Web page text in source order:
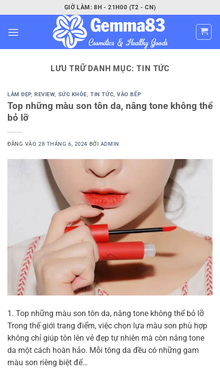
qua
nội
GIỜ LÀM: 8H - 21H00 (T2 - CN)
LƯU TRỮ DANH MỤC:TIN TỨC
LÀM ĐẸP,REVIEW, SỨC KHỎE,TIN TỨC,VÀO BẾP
Top những màu son tôn da, nâng tone không thể
bỏ lỡ
ĐĂNG VÀO28 THÁNG 6, 2024 BỞI ADMIN
1. Top những màu son tôn da, nâng tone không thể bỏ lỡ
Trong thế giới trang điểm, việc chọn lựa màu son phù hợp
không chỉ giúp tôn lên vẻ đẹp tự nhiên mà còn nâng tone
da một cách hoàn hảo. Mỗi tông da đều có những gam
màu son riêng biệt để…